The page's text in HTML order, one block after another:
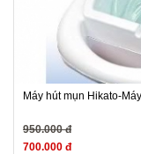
Máy hút mụn Hikato-
950.000 đ
700.000 đ